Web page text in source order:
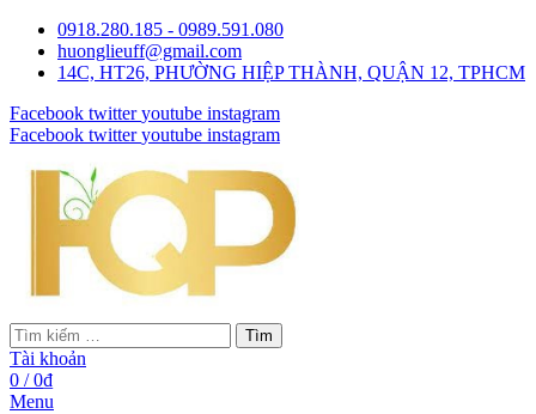
0918.280.185 - 0989.591.080
huonglieuff@gmail.com
14C, HT26, PHƯỜNG HIỆP THÀNH, QUẬN 12, TPHCM
Facebook twitter youtube instagram
Facebook twitter youtube instagram
Tìm
Tài khoản
0 / 0₫
Menu